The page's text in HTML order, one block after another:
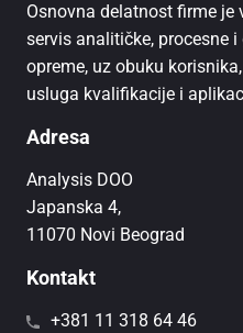
Osnovna delatnost firme je
servis analitičke, procesne
opreme, uz obuku
usluga kvalifikacije i
Adresa
Analysis DOO
Japanska 4,
11070 Novi Beograd
Kontakt
+381 11 318 64 46